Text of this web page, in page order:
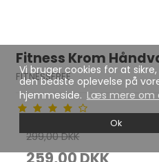
Vi bruger cookies for at
den bedste oplevelse på
hjemmeside. Læs mere om
Ok
Fitness Krom
FITNESSFREE
299,00 DKK